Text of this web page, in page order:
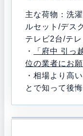
主な荷物：洗
ルセット/デス
テレビ2台/テ
・
「府中 引っ
位の業者にお願
・相場より高
とで知って後